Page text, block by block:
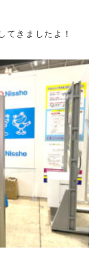
てきましたよ！